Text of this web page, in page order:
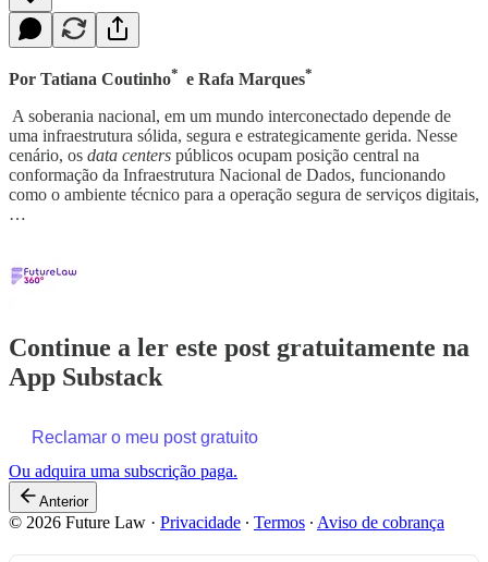
Por Tatiana Coutinho* e Rafa Marques*
A soberania nacional, em um mundo interconectado depende de
uma infraestrutura sólida, segura e estrategicamente gerida. Nesse
cenário, os data centers públicos ocupam posição central na
conformação da Infraestrutura Nacional de Dados, funcionando
como o ambiente técnico para a operação segura de serviços digitais,
…
Continue a ler este post gratuitamente na
App Substack
Reclamar o meu post gratuito
Ou adquira uma subscrição paga.
Anterior
© 2026 Future Law · Privacidade ∙ Termos ∙ Aviso de cobrança